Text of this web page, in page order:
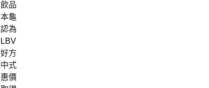
品
龜
為
LBV
方
式
價